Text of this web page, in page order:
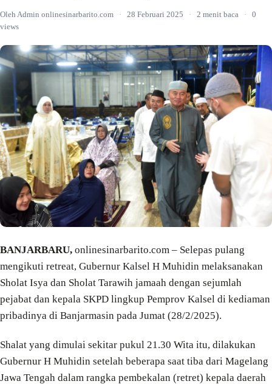
Oleh Admin onlinesinarbarito.com · 28 Februari 2025 · 2 menit baca ·
0
views
BANJARBARU, onlinesinarbarito.com – Selepas pulang
mengikuti retreat, Gubernur Kalsel H Muhidin melaksanakan
Sholat Isya dan Sholat Tarawih jamaah dengan sejumlah
pejabat dan kepala SKPD lingkup Pemprov Kalsel di kediaman
pribadinya di Banjarmasin pada Jumat (28/2/2025).
Shalat yang dimulai sekitar pukul 21.30 Wita itu, dilakukan
Gubernur H Muhidin setelah beberapa saat tiba dari Magelang
Jawa Tengah dalam rangka pembekalan (retret) kepala daerah